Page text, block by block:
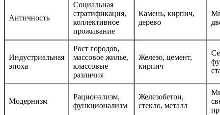
Античность
Социальная
стратификация,
коллективное
проживание
Камень, кирпич,
дерево
Индустриальная
эпоха
Рост городов,
массовое жилье,
классовые
различия
Железо, цемент,
кирпич
Модернизм
Рационализм,
функционализм
Железобетон,
стекло, металл